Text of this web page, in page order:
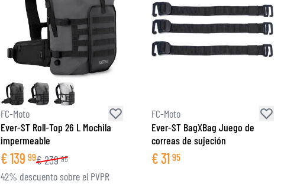
FC-Moto
Ever-ST Roll-Top 26 L Mochila
impermeable
€139 99€239 95
42% descuento sobre el PVPR
FC-Moto
Ever-ST BagXBag Juego de
correas de sujeción
€31 95